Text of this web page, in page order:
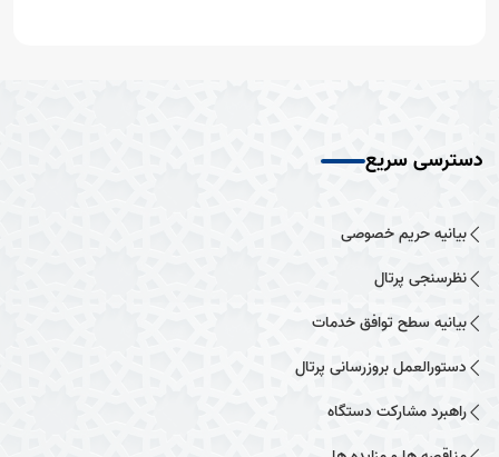
دسترسی سریع
بیانیه حریم خصوصی
نظرسنجی پرتال
بیانیه سطح توافق خدمات
دستورالعمل بروزرسانی پرتال
راهبرد مشارکت دستگاه